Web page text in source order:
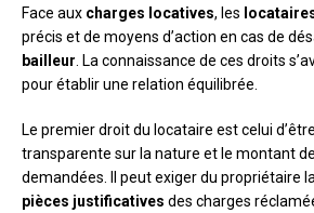
Face aux charges locatives, les
précis et de moyens d’action en cas de
bailleur . La connaissance de ces droits
pour établir une relation équilibrée.
Le premier droit du locataire est celui
transparente sur la nature et le montant
demandées. Il peut exiger du propriétaire
pièces justificatives des charges